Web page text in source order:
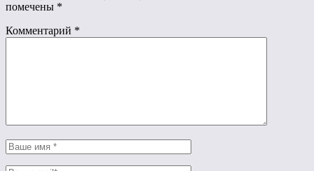
помечены *
Комментарий *